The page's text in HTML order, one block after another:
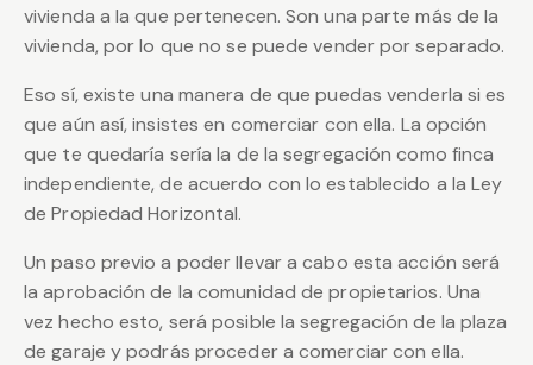
vivienda a la que pertenecen. Son una parte más de la
vivienda, por lo que no se puede vender por separado.
Eso sí, existe una manera de que puedas venderla si es
que aún así, insistes en comerciar con ella. La opción
que te quedaría sería la de la segregación como finca
independiente, de acuerdo con lo establecido a la Ley
de Propiedad Horizontal.
Un paso previo a poder llevar a cabo esta acción será
la aprobación de la comunidad de propietarios. Una
vez hecho esto, será posible la segregación de la plaza
de garaje y podrás proceder a comerciar con ella.